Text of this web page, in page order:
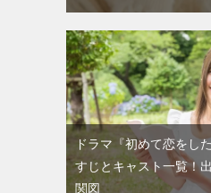
ドラマ『初めて恋をし
すじとキャスト一覧！
関図